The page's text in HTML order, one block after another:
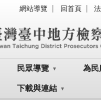
網站導覽 回首頁
民眾導覽 為民
下載與連結